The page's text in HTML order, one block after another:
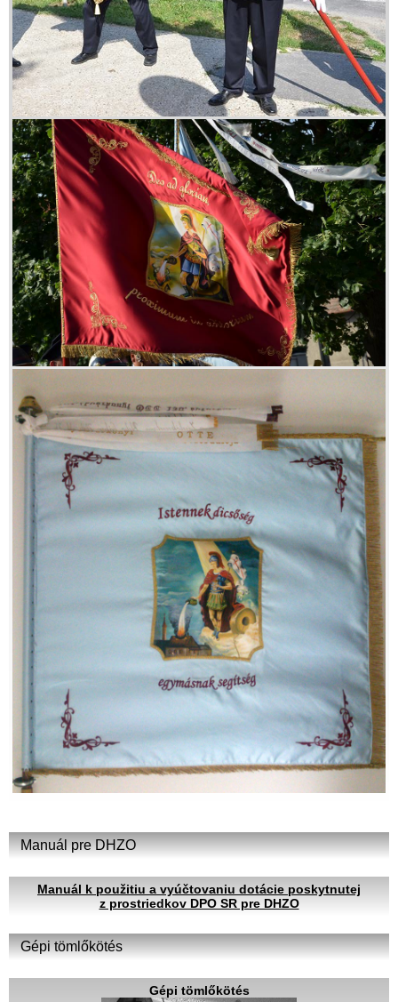
Manuál pre DHZO
Manuál k použitiu a vyúčtovaniu dotácie poskytnutej
z prostriedkov DPO SR pre DHZO
Gépi tömlőkötés
Gépi tömlőkötés